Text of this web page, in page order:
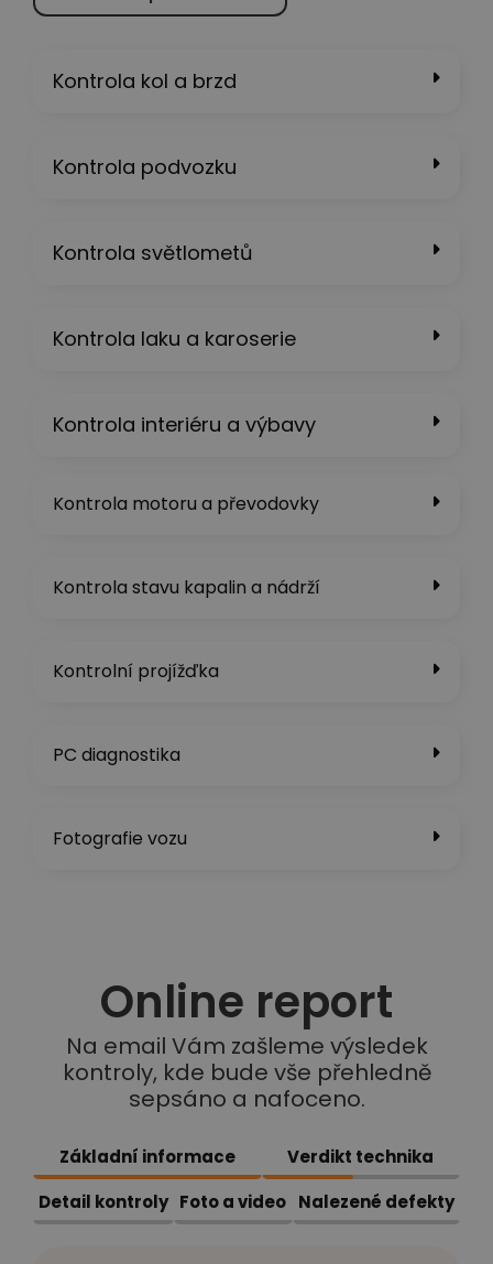
Kontrola kol a brzd
Kontrola podvozku
Kontrola světlometů
Kontrola laku a karoserie
Kontrola interiéru a výbavy
Kontrola motoru a převodovky
Kontrola stavu kapalin a nádrží​
Kontrolní projížďka
PC diagnostika
Fotografie vozu
Online report
Na email Vám zašleme výsledek
kontroly, kde bude vše přehledně
sepsáno a nafoceno.
Základní informace
Verdikt technika
Detail kontroly Foto a video Nalezené defekty